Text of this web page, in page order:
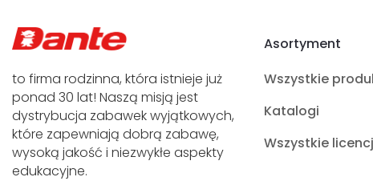
to firma rodzinna, która istnieje już
ponad 30 lat! Naszą misją jest
dystrybucja zabawek wyjątkowych,
które zapewniają dobrą zabawę,
wysoką jakość i niezwykłe aspekty
edukacyjne.
Asortyment
Wszystkie
Katalogi
Wszystkie